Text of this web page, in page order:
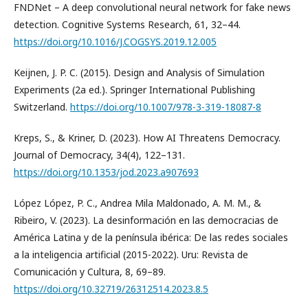
FNDNet – A deep convolutional neural network for fake news
detection. Cognitive Systems Research, 61, 32–44.
https://doi.org/10.1016/J.COGSYS.2019.12.005
Keijnen, J. P. C. (2015). Design and Analysis of Simulation
Experiments (2a ed.). Springer International Publishing
Switzerland. https://doi.org/10.1007/978-3-319-18087-8
Kreps, S., & Kriner, D. (2023). How AI Threatens Democracy.
Journal of Democracy, 34(4), 122–131.
https://doi.org/10.1353/jod.2023.a907693
López López, P. C., Andrea Mila Maldonado, A. M. M., &
Ribeiro, V. (2023). La desinformación en las democracias de
América Latina y de la península ibérica: De las redes sociales
a la inteligencia artificial (2015-2022). Uru: Revista de
Comunicación y Cultura, 8, 69–89.
https://doi.org/10.32719/26312514.2023.8.5